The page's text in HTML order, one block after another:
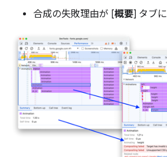
合成の失敗理由が [概要] タブ